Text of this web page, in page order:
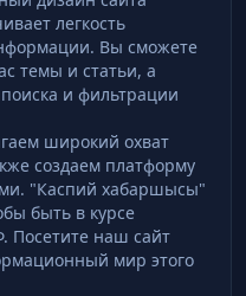
легкость
Вы сможете
темы и статьи, а
и фильтрации
широкий охват
создаем платформу
"Каспий хабаршысы"
быть в курсе
Посетите наш сайт
мир этого